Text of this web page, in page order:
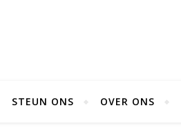
STEUN ONS OVER ONS